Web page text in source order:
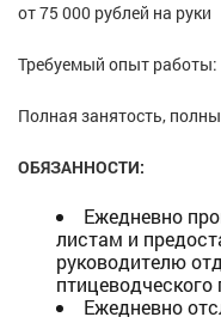
от 75 000 рублей на руки
Требуемый опыт работы:
Полная занятость,
ОБЯЗАННОСТИ:
Ежедневно
листам и
руководителю
птицеводческого
Ежедневно